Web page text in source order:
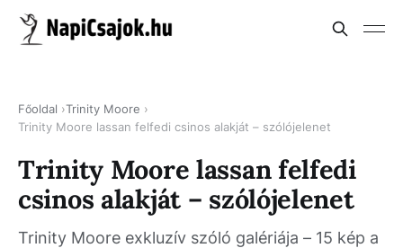
Főoldal
Trinity Moore
Trinity Moore lassan felfedi csinos alakját – szólójelenet
Trinity Moore lassan felfedi
csinos alakját – szólójelenet
Trinity Moore exkluzív szóló galériája – 15 kép a